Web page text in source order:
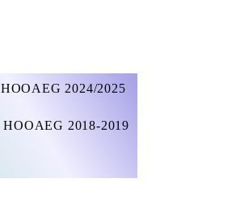
HOOAEG 2024/2025
HOOAEG 2018-2019